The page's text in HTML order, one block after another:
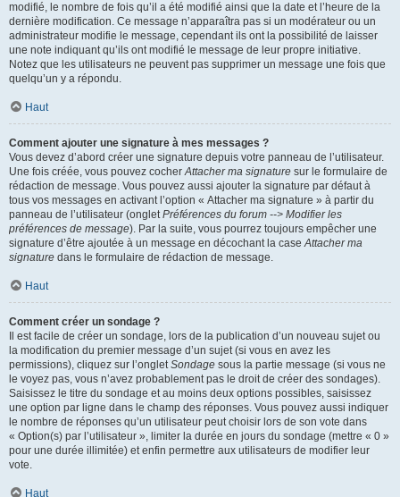
modifié, le nombre de fois qu’il a été modifié ainsi que la date et l’heure de la
dernière modification. Ce message n’apparaîtra pas si un modérateur ou un
administrateur modifie le message, cependant ils ont la possibilité de laisser
une note indiquant qu’ils ont modifié le message de leur propre initiative.
Notez que les utilisateurs ne peuvent pas supprimer un message une fois que
quelqu’un y a répondu.
Haut
Comment ajouter une signature à mes messages ?
Vous devez d’abord créer une signature depuis votre panneau de l’utilisateur.
Une fois créée, vous pouvez cocherAttacher ma signature sur le formulaire de
rédaction de message. Vous pouvez aussi ajouter la signature par défaut à
tous vos messages en activant l’option « Attacher ma signature » à partir du
panneau de l’utilisateur (ongletPréférences du forum --> Modifier les
préférences de message). Par la suite, vous pourrez toujours empêcher une
signature d’être ajoutée à un message en décochant la caseAttacher ma
signature dans le formulaire de rédaction de message.
Haut
Comment créer un sondage ?
Il est facile de créer un sondage, lors de la publication d’un nouveau sujet ou
la modification du premier message d’un sujet (si vous en avez les
permissions), cliquez sur l’ongletSondage sous la partie message (si vous ne
le voyez pas, vous n’avez probablement pas le droit de créer des sondages).
Saisissez le titre du sondage et au moins deux options possibles, saisissez
une option par ligne dans le champ des réponses. Vous pouvez aussi indiquer
le nombre de réponses qu’un utilisateur peut choisir lors de son vote dans
« Option(s) par l’utilisateur », limiter la durée en jours du sondage (mettre « 0 »
pour une durée illimitée) et enfin permettre aux utilisateurs de modifier leur
vote.
Haut